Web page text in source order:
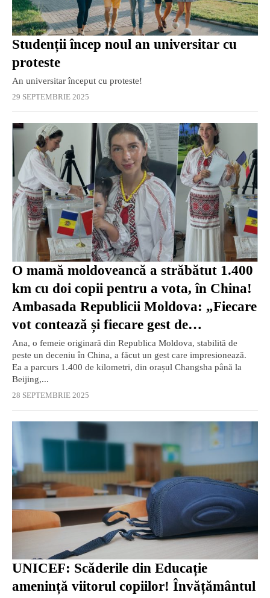
Studenții încep noul an universitar cu
proteste
An universitar început cu proteste!
29 SEPTEMBRIE 2025
O mamă moldoveancă a străbătut 1.400
km cu doi copii pentru a vota, în China!
Ambasada Republicii Moldova: „Fiecare
vot contează și fiecare gest de
responsabilitate inspiră!”
Ana, o femeie originară din Republica Moldova, stabilită de
peste un deceniu în China, a făcut un gest care impresionează.
Ea a parcurs 1.400 de kilometri, din orașul Changsha până la
Beijing,...
28 SEPTEMBRIE 2025
UNICEF: Scăderile din Educație
amenință viitorul copiilor! Învățământul